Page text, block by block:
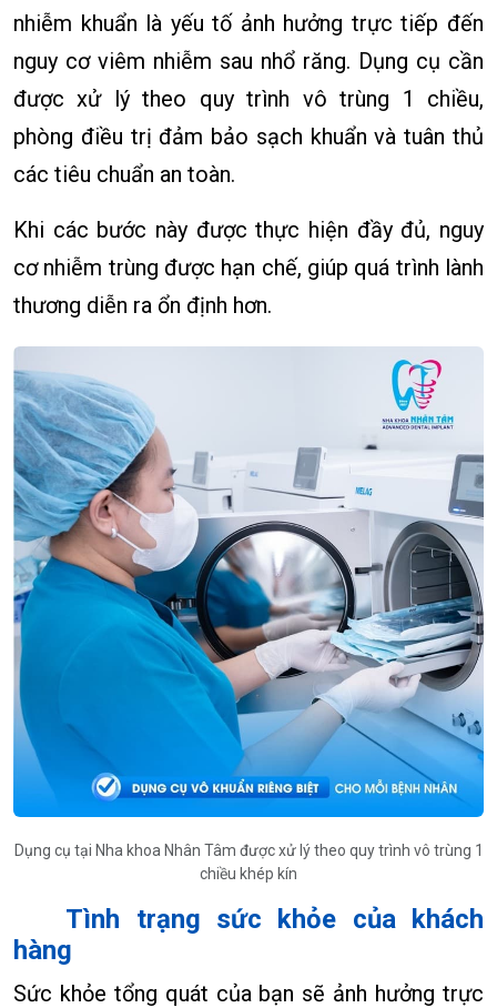
nhiễm khuẩn là yếu tố ảnh hưởng trực tiếp đến
nguy cơ viêm nhiễm sau nhổ răng. Dụng cụ cần
được xử lý theo quy trình vô trùng 1 chiều,
phòng điều trị đảm bảo sạch khuẩn và tuân thủ
các tiêu chuẩn an toàn.
Khi các bước này được thực hiện đầy đủ, nguy
cơ nhiễm trùng được hạn chế, giúp quá trình lành
thương diễn ra ổn định hơn.
Dụng cụ tại Nha khoa Nhân Tâm được xử lý theo quy trình vô trùng 1
chiều khép kín
Tình trạng sức khỏe của khách
hàng
Sức khỏe tổng quát của bạn sẽ ảnh hưởng trực